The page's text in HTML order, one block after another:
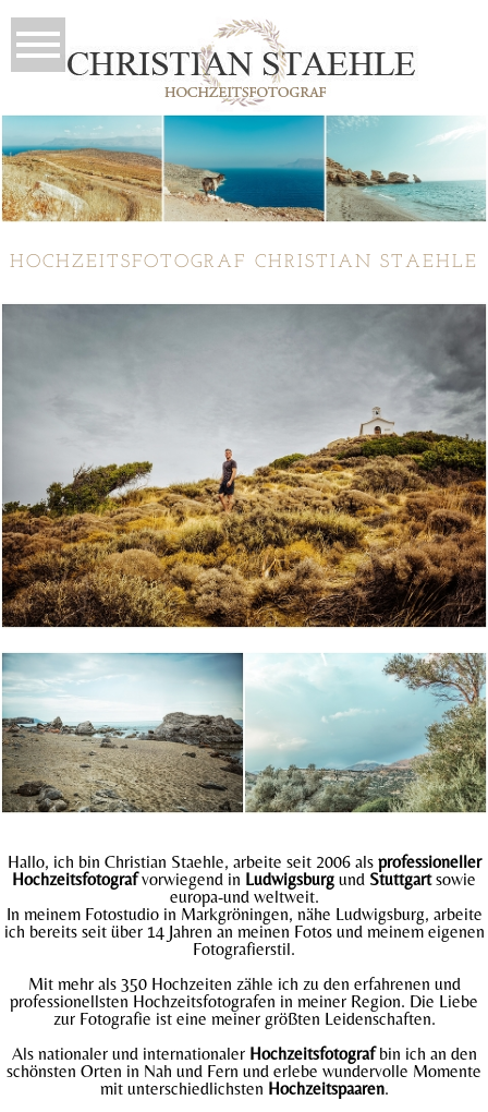
HOCHZEITSFOTOGRAF CHRISTIAN STAEHLE
Hallo, ich bin Christian Staehle, arbeite seit 2006 als professioneller
Hochzeitsfotografvorwiegend in Ludwigsburg und Stuttgartsowie
europa-und weltweit.
In meinem Fotostudio in Markgröningen, nähe Ludwigsburg, arbeite
ich bereits seit über 14 Jahren an meinen Fotos und meinem eigenen
Fotografierstil.
Mit mehr als 350 Hochzeiten zähle ich zu den erfahrenen und
professionellsten Hochzeitsfotografen in meiner Region. Die Liebe
zur Fotografie ist eine meiner größten Leidenschaften.
Als nationaler und internationaler Hochzeitsfotografbin ich an den
schönsten Orten in Nah und Fern und erlebe wundervolle Momente
mit unterschiedlichsten Hochzeitspaaren.